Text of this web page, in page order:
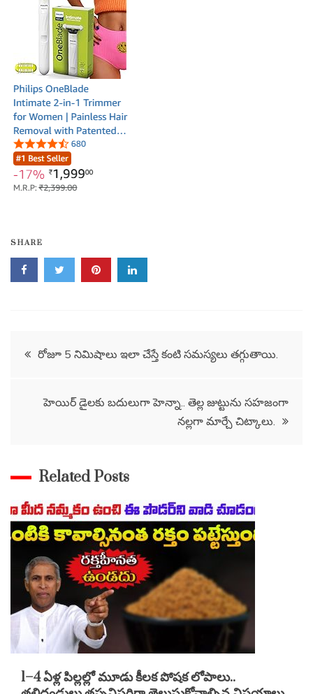
SHARE
Post
రోజూ 5 నిమిషాలు ఇలా చేస్తే కంటి సమస్యలు తగ్గుతాయి.
హెయిర్ డైలకు బదులుగా హెన్నా.. తెల్ల జుట్టును సహజంగా
నల్లగా మార్చే చిట్కాలు.
Related Posts
1–4 ఏళ్ల పిల్లల్లో మూడు కీలక పోషక లోపాలు..